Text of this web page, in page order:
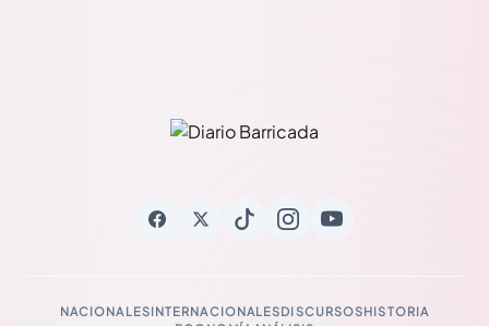
NACIONALESINTERNACIONALESDISCURSOSHISTORIA